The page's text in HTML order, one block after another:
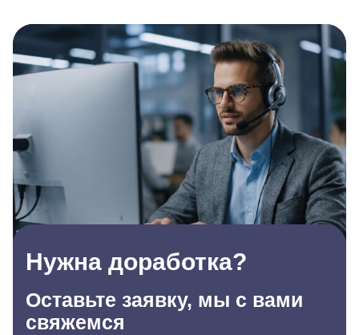
Нужна доработка?
Оставьте заявку, мы с вами
свяжемся